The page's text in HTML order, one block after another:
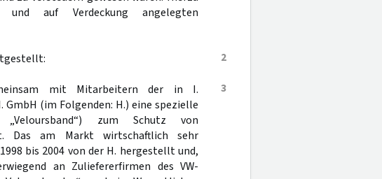
auf Verdeckung angelegten
2
3
mit Mitarbeitern der in I.
GmbH (im Folgenden: H.) eine spezielle
„Veloursband“) zum Schutz von
Das am Markt wirtschaftlich sehr
bis 2004 von der H. hergestellt und,
an Zuliefererfirmen des VW-